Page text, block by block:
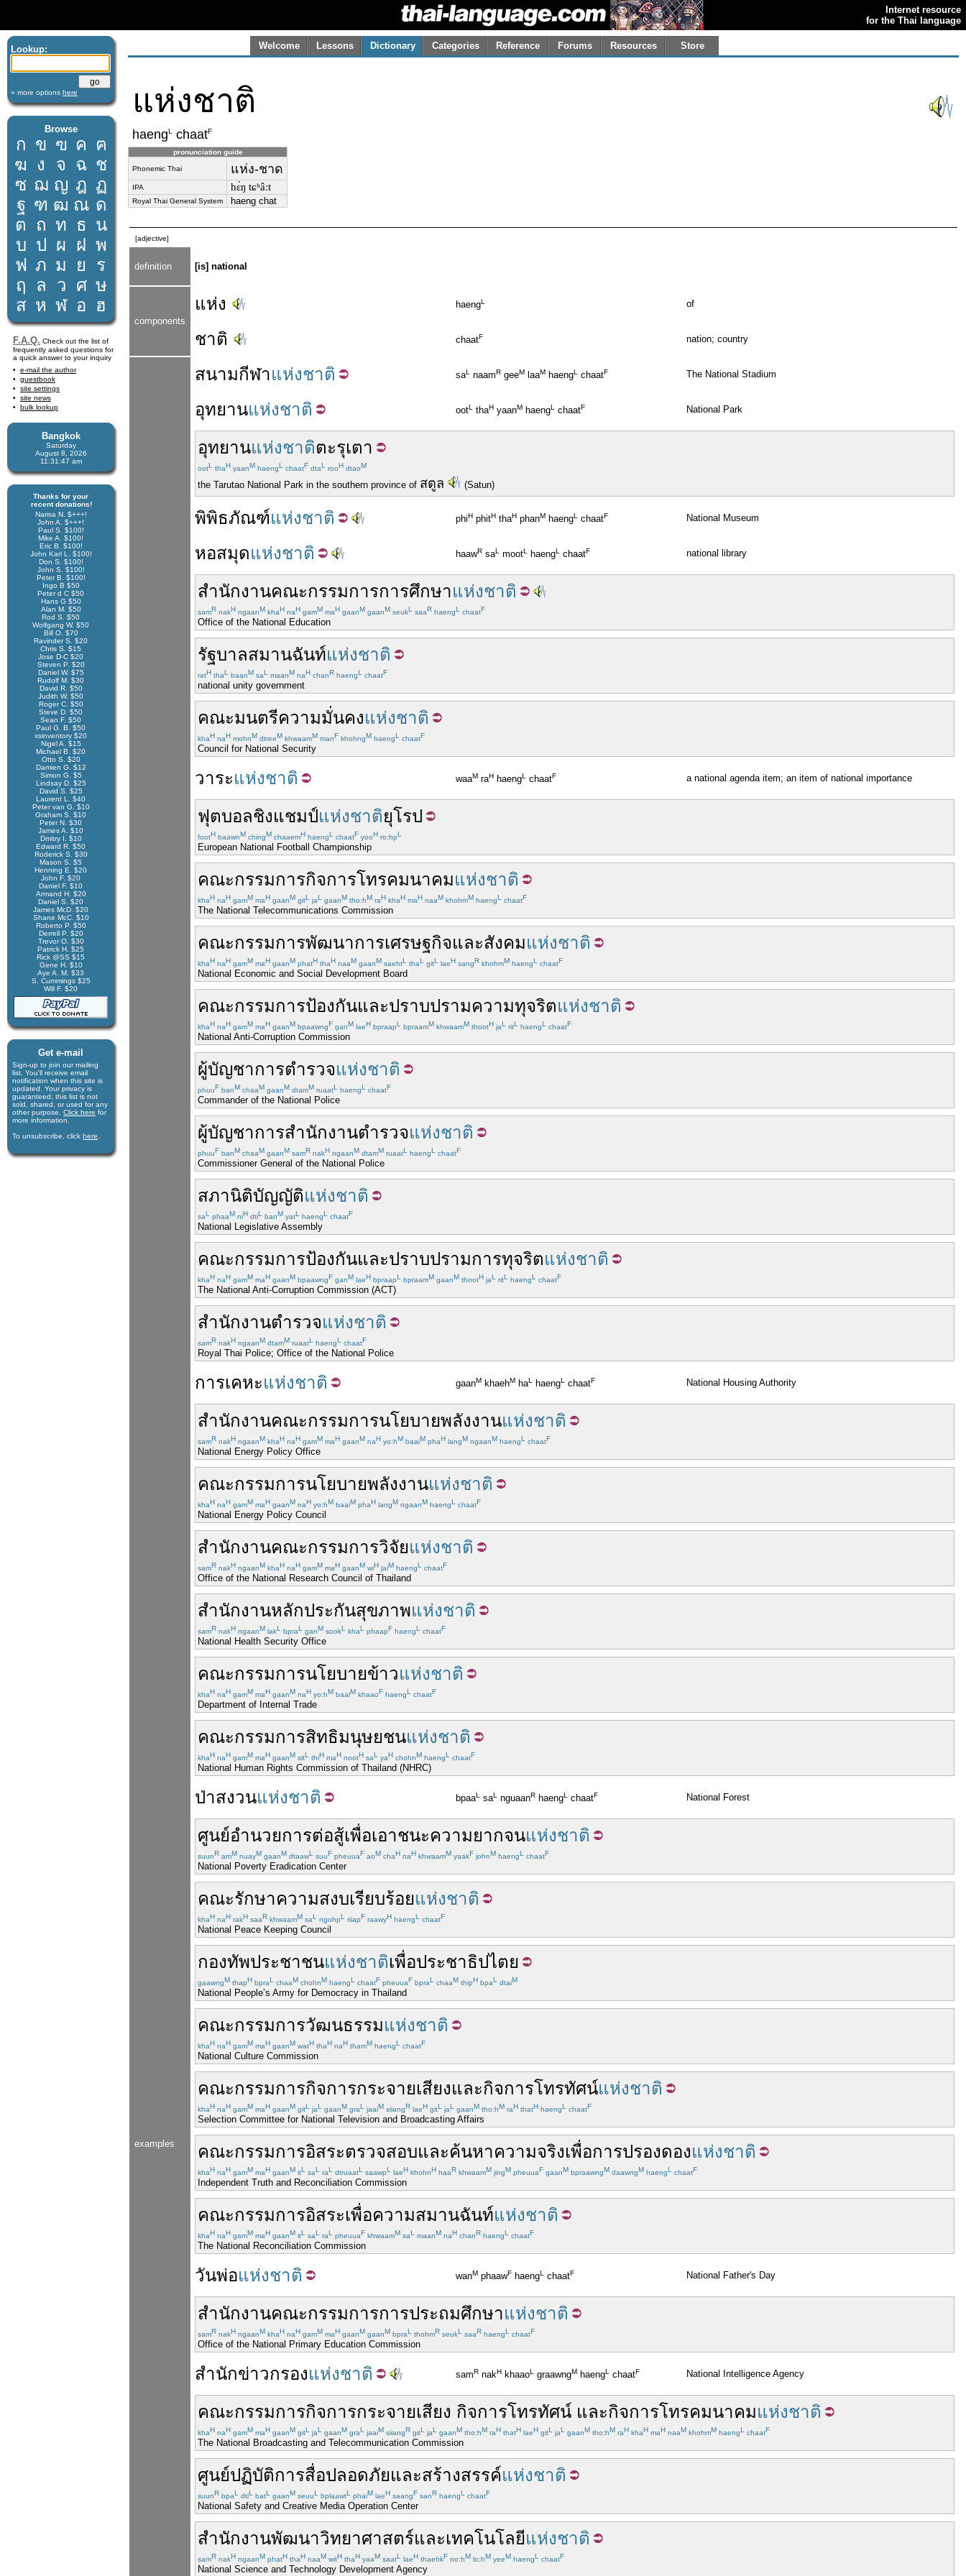
Internet resource
for the Thai language
Lookup:
» more options here
Browse
ก ข ฃ ค ฅ
ฆ ง จ ฉ ช
ซ ฌ ญ ฎ ฏ
ฐ ฑ ฒ ณ ด
ต ถ ท ธ น
บ ป ผ ฝ พ
ฟ ภ ม ย
ร
ฤ
ล ว ศ ษ
ส ห ฬ อ ฮ
F.A.Q. Check out the list of
frequently asked questions for
a quick answer to your inquiry
e-mail the author
guestbook
site settings
site news
bulk lookup
Bangkok
Saturday
August 8, 2026
11:31:47 am
Thanks for your
recent donations!
Narisa N. $+++!
John A. $+++!
Paul S. $100!
Mike A. $100!
Eric B. $100!
John Karl L. $100!
Don S. $100!
John S. $100!
Peter B. $100!
Ingo B $50
Peter d C $50
Hans G $50
Alan M. $50
Rod S. $50
Wolfgang W. $50
Bill O. $70
Ravinder S. $20
Chris S. $15
Jose D-C $20
Steven P. $20
Daniel W. $75
Rudolf M. $30
David R. $50
Judith W. $50
Roger C. $50
Steve D. $50
Sean F. $50
Paul G. B. $50
xsinventory $20
Nigel A. $15
Michael B. $20
Otto S. $20
Damien G. $12
Simon G. $5
Lindsay D. $25
David S. $25
Laurent L. $40
Peter van G. $10
Graham S. $10
Peter N. $30
James A. $10
Dmitry I. $10
Edward R. $50
Roderick S. $30
Mason S. $5
Henning E. $20
John F. $20
Daniel F. $10
Armand H. $20
Daniel S. $20
James McD. $20
Shane McC. $10
Roberto P. $50
Derrell P. $20
Trevor O. $30
Patrick H. $25
Rick @SS $15
Gene H. $10
Aye A. M. $33
S. Cummings $25
Will F. $20
Get e-mail
Sign-up to join our mail­ing
list. You'll receive e­mail
notification when this site is
updated. Your privacy is
guaran­teed; this list is not
sold, shared, or used for any
other purpose. Click here for
more infor­mation.
To unsubscribe, click here
Welcome Lessons Dictionary Categories Reference Forums Resources Store
แห่งชาติ
haengL chaatF
pronunciation guide
Phonemic Thai แห่ง-ชาด
IPA hɛ̀ŋ tɕʰâːt
Royal Thai General System haeng chat
[adjective]
definition [is] national
components
แห่ง haengL of
ชาติ chaatF nation; country
examples
สนามกีฬาแห่งชาติ saL naamR geeM laaM haengL chaatF The National Stadium
อุทยานแห่งชาติ ootL thaH yaanM haengL chaatF National Park
อุทยานแห่งชาติตะรุเตา
ootL thaH yaanM haengL chaatF dtaL rooH dtaoM
the Tarutao National Park in the southern province of สตูล (Satun)
พิพิธภัณฑ์แห่งชาติ phiH phitH thaH phanM haengL chaatF National Museum
หอสมุดแห่งชาติ haawR saL mootL haengL chaatF national library
สำนักงานคณะกรรมการการศึกษาแห่งชาติ
samR nakH ngaanM khaH naH gamM maH gaanM gaanM seukL saaR haengL chaatF
Office of the National Education
รัฐบาลสมานฉันท์แห่งชาติ
ratH thaL baanM saL maanM naH chanR haengL chaatF
national unity government
คณะมนตรีความมั่นคงแห่งชาติ
khaH naH mohnM dtreeM khwaamM manF khohngM haengL chaatF
Council for National Security
วาระแห่งชาติ waaM raH haengL chaatF a national agenda item; an item of national importance
ฟุตบอลชิงแชมป์แห่งชาติยุโรป
footH baawnM chingM chaaemH haengL chaatF yooH ro:hpL
European National Football Championship
คณะกรรมการกิจการโทรคมนาคมแห่งชาติ
khaH naH gamM maH gaanM gitL jaL gaanM tho:hM raH khaH maH naaM khohmM haengL chaatF
The National Telecommunications Commission
คณะกรรมการพัฒนาการเศรษฐกิจและสังคมแห่งชาติ
khaH naH gamM maH gaanM phatH thaH naaM gaanM saehtL thaL gitL laeH sangR khohmM haengL chaatF
National Economic and Social Development Board
คณะกรรมการป้องกันและปราบปรามความทุจริตแห่งชาติ
khaH naH gamM maH gaanM bpaawngF ganM laeH bpraapL bpraamM khwaamM thootH jaL ritL haengL chaatF
National Anti-Corruption Commission
ผู้บัญชาการตำรวจแห่งชาติ
phuuF banM chaaM gaanM dtamM ruaatL haengL chaatF
Commander of the National Police
ผู้บัญชาการสำนักงานตำรวจแห่งชาติ
phuuF banM chaaM gaanM samR nakH ngaanM dtamM ruaatL haengL chaatF
Commissioner General of the National Police
สภานิติบัญญัติแห่งชาติ
saL phaaM niH dtiL banM yatL haengL chaatF
National Legislative Assembly
คณะกรรมการป้องกันและปราบปรามการทุจริตแห่งชาติ
khaH naH gamM maH gaanM bpaawngF ganM laeH bpraapL bpraamM gaanM thootH jaL ritL haengL chaatF
The National Anti-Corruption Commission (ACT)
สำนักงานตำรวจแห่งชาติ
samR nakH ngaanM dtamM ruaatL haengL chaatF
Royal Thai Police; Office of the National Police
การเคหะแห่งชาติ gaanM khaehM haL haengL chaatF National Housing Authority
สำนักงานคณะกรรมการนโยบายพลังงานแห่งชาติ
samR nakH ngaanM khaH naH gamM maH gaanM naH yo:hM baaiM phaH langM ngaanM haengL chaatF
National Energy Policy Office
คณะกรรมการนโยบายพลังงานแห่งชาติ
khaH naH gamM maH gaanM naH yo:hM baaiM phaH langM ngaanM haengL chaatF
National Energy Policy Council
สำนักงานคณะกรรมการวิจัยแห่งชาติ
samR nakH ngaanM khaH naH gamM maH gaanM wiH jaiM haengL chaatF
Office of the National Research Council of Thailand
สำนักงานหลักประกันสุขภาพแห่งชาติ
samR nakH ngaanM lakL bpraL ganM sookL khaL phaapF haengL chaatF
National Health Security Office
คณะกรรมการนโยบายข้าวแห่งชาติ
khaH naH gamM maH gaanM naH yo:hM baaiM khaaoF haengL chaatF
Department of Internal Trade
คณะกรรมการสิทธิมนุษยชนแห่งชาติ
khaH naH gamM maH gaanM sitL thiH maH nootH saL yaH chohnM haengL chaatF
National Human Rights Commission of Thailand (NHRC)
ป่าสงวนแห่งชาติ bpaaL saL nguaanR haengL chaatF National Forest
ศูนย์อำนวยการต่อสู้เพื่อเอาชนะความยากจนแห่งชาติ
suunR amM nuayM gaanM dtaawL suuF pheuuaF aoM chaH naH khwaamM yaakF johnM haengL chaatF
National Poverty Eradication Center
คณะรักษาความสงบเรียบร้อยแห่งชาติ
khaH naH rakH saaR khwaamM saL ngohpL riiapF raawyH haengL chaatF
National Peace Keeping Council
กองทัพประชาชนแห่งชาติเพื่อประชาธิปไตย
gaawngM thapH bpraL chaaM chohnM haengL chaatF pheuuaF bpraL chaaM thipH bpaL dtaiM
National People’s Army for Democracy in Thailand
คณะกรรมการวัฒนธรรมแห่งชาติ
khaH naH gamM maH gaanM watH thaH naH thamM haengL chaatF
National Culture Commission
คณะกรรมการกิจการกระจายเสียงและกิจการโทรทัศน์แห่งชาติ
khaH naH gamM maH gaanM gitL jaL gaanM graL jaaiM siiangR laeH gitL jaL gaanM tho:hM raH thatH haengL chaatF
Selection Committee for National Television and Broadcasting Affairs
คณะกรรมการอิสระตรวจสอบและค้นหาความจริงเพื่อการปรองดองแห่งชาติ
khaH naH gamM maH gaanM itL saL raL dtruaatL saawpL laeH khohnH haaR khwaamM jingM pheuuaF gaanM bpraawngM daawngM haengL chaatF
Independent Truth and Reconciliation Commission
คณะกรรมการอิสระเพื่อความสมานฉันท์แห่งชาติ
khaH naH gamM maH gaanM itL saL raL pheuuaF khwaamM saL maanM naH chanR haengL chaatF
The National Reconciliation Commission
วันพ่อแห่งชาติ wanM phaawF haengL chaatF National Father's Day
สำนักงานคณะกรรมการการประถมศึกษาแห่งชาติ
samR nakH ngaanM khaH naH gamM maH gaanM gaanM bpraL thohmR seukL saaR haengL chaatF
Office of the National Primary Education Commission
สำนักข่าวกรองแห่งชาติ samR nakH khaaoL graawngM haengL chaatF National Intelligence Agency
คณะกรรมการกิจการกระจายเสียง กิจการโทรทัศน์ และกิจการโทรคมนาคมแห่งชาติ
khaH naH gamM maH gaanM gitL jaL gaanM graL jaaiM siiangR gitL jaL gaanM tho:hM raH thatH laeH gitL jaL gaanM tho:hM raH khaH maH naaM khohmM haengL chaatF
The National Broadcasting and Telecommunication Commission
ศูนย์ปฏิบัติการสื่อปลอดภัยและสร้างสรรค์แห่งชาติ
suunR bpaL dtiL batL gaanM seuuL bplaawtL phaiM laeH saangF sanR haengL chaatF
National Safety and Creative Media Operation Center
สำนักงานพัฒนาวิทยาศาสตร์และเทคโนโลยีแห่งชาติ
samR nakH ngaanM phatH thaH naaM witH thaH yaaM saatL laeH thaehkF no:hM lo:hM yeeM haengL chaatF
National Science and Technology Development Agency